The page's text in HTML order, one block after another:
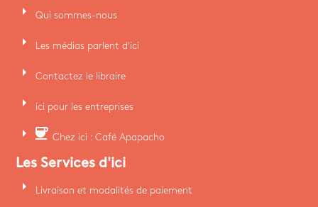
arrow_right Qui sommes-nous
arrow_right Les médias parlent d'ici
arrow_right Contactez le libraire
arrow_right ici pour les entreprises
arrow_right coffee Chez ici : Café Apapacho
Les Services d'ici
arrow_right Livraison et modalités de paiement